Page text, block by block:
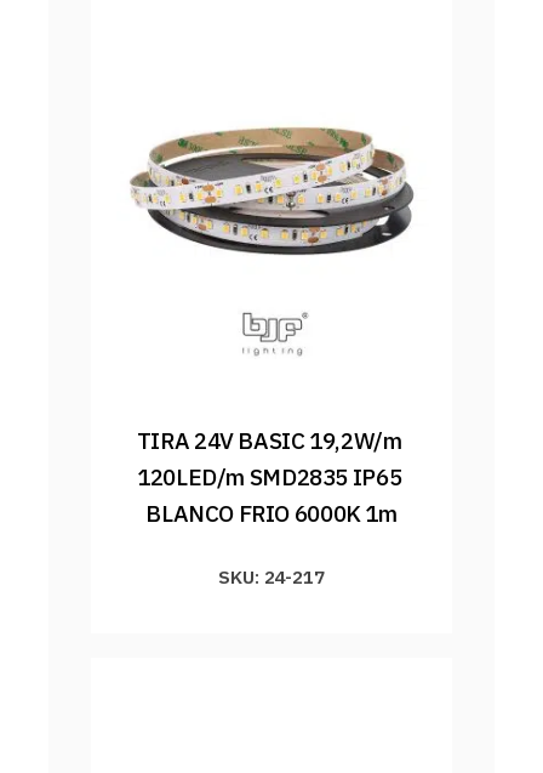
TIRA 24V BASIC 19,2W/m
120LED/m SMD2835 IP65
BLANCO FRIO 6000K 1m
SKU: 24-217